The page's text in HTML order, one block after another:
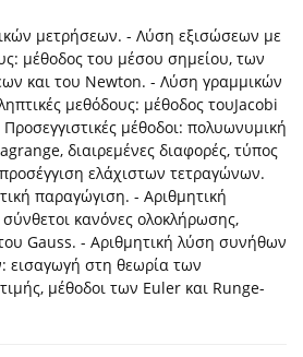
μετρήσεων. - Λύση εξισώσεων με
μέθοδος του μέσου σημείου, των
και του Newton. - Λύση γραμμικών
μεθόδους: μέθοδος τουJacobi
μέθοδοι: πολυωνυμική
διαιρεμένες διαφορές, τύπος
ελάχιστων τετραγώνων.
παραγώγιση. - Αριθμητική
κανόνες ολοκλήρωσης,
Gauss. - Αριθμητική λύση συνήθων
εισαγωγή στη θεωρία των
μέθοδοι των Euler και Runge-